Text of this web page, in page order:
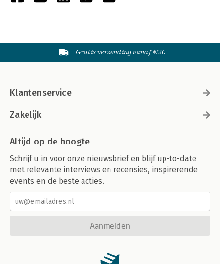
Gratis verzending vanaf €20
Klantenservice
Zakelijk
Altijd op de hoogte
Schrijf u in voor onze nieuwsbrief en blijf up-to-date
met relevante interviews en recensies, inspirerende
events en de beste acties.
Aanmelden